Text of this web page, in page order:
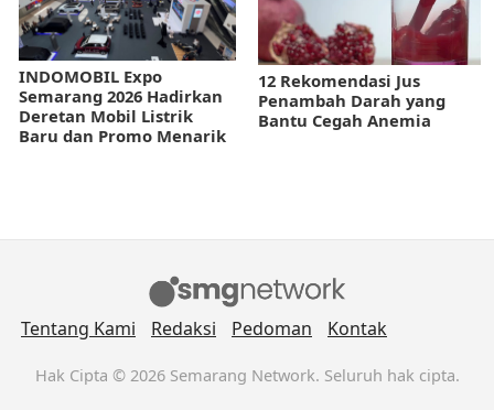
INDOMOBIL Expo
Semarang 2026 Hadirkan
Deretan Mobil Listrik
Baru dan Promo Menarik
12 Rekomendasi Jus
Penambah Darah yang
Bantu Cegah Anemia
Tentang Kami Redaksi Pedoman Kontak
Hak Cipta © 2026 Semarang Network. Seluruh hak cipta.